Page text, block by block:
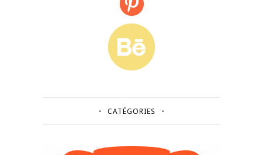
CATÉGORIES